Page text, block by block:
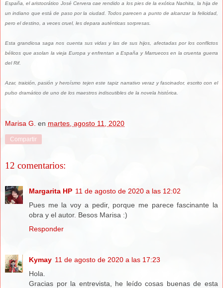
España, el aristocrático José Cervera cae rendido a los pies de la exótica Nachita, la hija de
un indiano que está de paso por la ciudad. Todos parecen a punto de alcanzar la felicidad,
pero el destino, a veces cruel, les depara auténticas sorpresas.
Esta grandiosa saga nos cuenta sus vidas y las de sus hijos, afectadas por los conflictos
bélicos que asolan la vieja Europa y enfrentan a España y Marruecos en la cruenta guerra
del Rif.
Azar, traición, pasión y heroísmo tejen este tapiz narrativo veraz y fascinador, escrito con el
pulso dramático de uno de los maestros indiscutibles de la novela histórica.
Marisa G. en martes, agosto 11, 2020
Compartir
12 comentarios:
Margarita HP 11 de agosto de 2020 a las 12:02
Pues me la voy a pedir, porque me parece fascinante la
obra y el autor. Besos Marisa :)
Responder
Kymay 11 de agosto de 2020 a las 17:23
Hola.
Gracias por la entrevista, he leído cosas buenas de esta